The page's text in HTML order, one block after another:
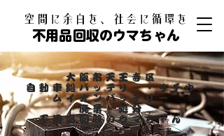
​空間に余白を、社会に循環を
不用品回収のウマちゃん
大阪市天王寺区
自動車鉛バッテリー・リチウ
ムイオンバッテリー
​廃棄・処分
​不用品回収のウマちゃん